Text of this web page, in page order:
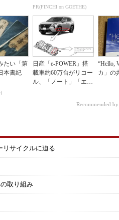
PR(FINCHI on GOETHE)
たい「第
本書紀
日産「e-POWER」搭
載車約60万台がリコー
ル、「ノート」「エク
“Hello,
カ」の
Recommended by
リサイクルに迫る
取り組み